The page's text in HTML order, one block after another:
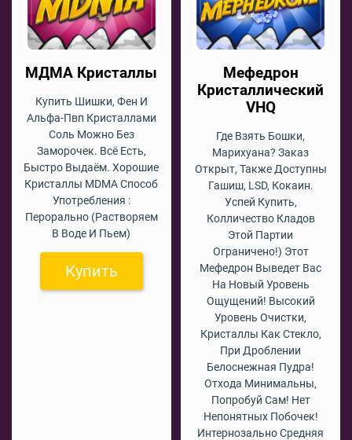
МДМА Кристаллы
Купить Шишки, Фен И
Альфа-Пвп Кристаллами
Соль Можно Без
Заморочек. Всё Есть,
Быстро Выдаём. Хорошие
Кристаллы MDMA Способ
Употребления :
Перорально (растворяем
В Воде И Пьем)
Купить
Мефедрон
Кристаллический
VHQ
Где Взять Бошки,
Марихуана? Заказ
Открыт, Также Доступны
Гашиш, LSD, Кокаин.
Успей Купить,
Колличество Кладов
Этой Партии
Ограничено!) Этот
Мефедрон Выведет Вас
На Новый Уровень
Ощущений! Высокий
Уровень Очистки,
Кристаллы Как Стекло,
При Дроблении
Белоснежная Пудра!
Отхода Минимальны,
Попробуй Сам! Нет
Непонятных Побочек!
Интернозально Средняя